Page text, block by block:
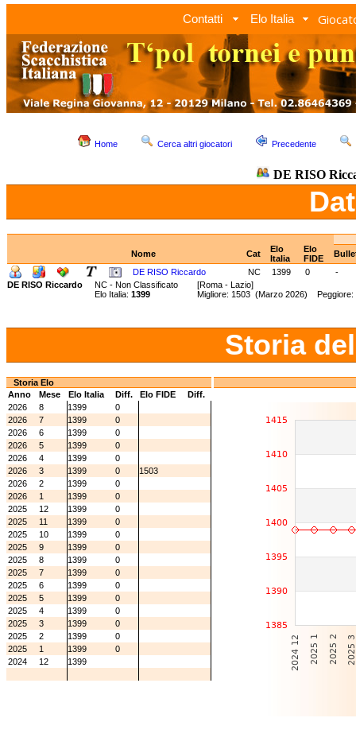
Contatti Elo Italia
Home Cerca altri giocatori Precedente
DE RISO
Nome Cat
Elo
Italia
Elo
FIDE
DE RISO Riccardo
NC 1399 0
-
DE RISO Riccardo
NC - Non Classificato [Roma - Lazio]
Elo Italia: 1399 Migliore: 1503 (Marzo 2026) Peggiore:
Storia
Storia Elo
Anno
Mese Elo Italia Diff. Elo FIDE
Diff.
2026
8 1399
0
2026
7 1399
0
2026
6 1399
0
2026
5 1399
0
2026
4 1399
0
2026
3 1399 0
1503
2026
2 1399
0
2026
1 1399
0
2025
12 1399
0
2025
11 1399
0
2025
10 1399
0
2025
9 1399
0
2025
8 1399
0
2025
7 1399
0
2025
6 1399
0
2025
5 1399
0
2025
4 1399
0
2025
3 1399
0
2025
2 1399
0
2025
1 1399
0
2024
12 1399